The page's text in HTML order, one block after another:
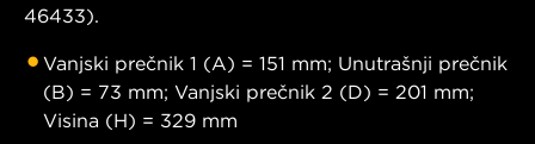
46433).
Vanjski prečnik 1 (A) = 151 mm; Unutrašnji prečnik
(B) = 73 mm; Vanjski prečnik 2 (D) = 201 mm;
Visina (H) = 329 mm